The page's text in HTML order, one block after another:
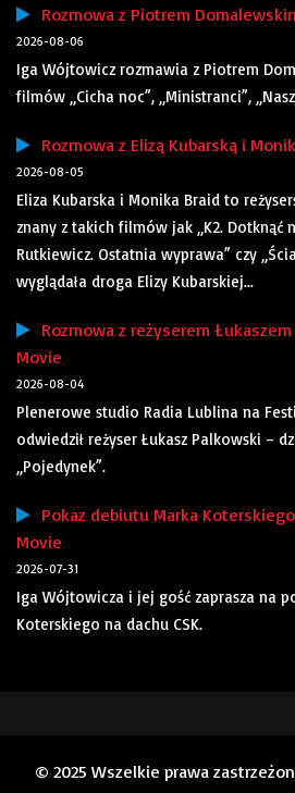
Rozmowa z Piotrem
2026-08-06
Iga Wójtowicz rozmawia z Piotrem
filmów „Cicha noc”, „Ministranci”,
Rozmowa z Elizą Kubarską i
2026-08-05
Eliza Kubarska i Monika Braid to
znany z takich filmów jak „K2. Dotknąć
Rutkiewicz. Ostatnia wyprawa” czy
wyglądała droga Elizy Kubarskiej...
Rozmowa z reżyserem
Movie
2026-08-04
Plenerowe studio Radia Lublina na
odwiedził reżyser Łukasz Palkowski –
„Pojedynek”.
Pokaz debiutu Marka
Movie
2026-07-31
Iga Wójtowicza i jej gość zaprasza na
Koterskiego na dachu CSK.
© 2025 Wszelkie prawa